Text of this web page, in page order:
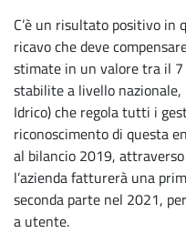
C’è un risultato positivo in
ricavo che deve
stimate in un valore tra il 7
stabilite a livello nazionale,
Idrico) che regola tutti i
riconoscimento di questa
al bilancio 2019,
l’azienda fatturerà una
seconda parte nel 2021,
a utente.